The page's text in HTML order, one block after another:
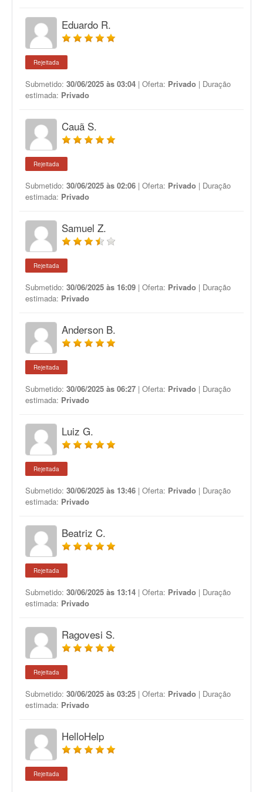
Eduardo R.
Rejeitada
Submetido: 30/06/2025 às 03:04 | Oferta: Privado | Duração
estimada: Privado
Cauã S.
Rejeitada
Submetido: 30/06/2025 às 02:06 | Oferta: Privado | Duração
estimada: Privado
Samuel Z.
Rejeitada
Submetido: 30/06/2025 às 16:09 | Oferta: Privado | Duração
estimada: Privado
Anderson B.
Rejeitada
Submetido: 30/06/2025 às 06:27 | Oferta: Privado | Duração
estimada: Privado
Luiz G.
Rejeitada
Submetido: 30/06/2025 às 13:46 | Oferta: Privado | Duração
estimada: Privado
Beatriz C.
Rejeitada
Submetido: 30/06/2025 às 13:14 | Oferta: Privado | Duração
estimada: Privado
Ragovesi S.
Rejeitada
Submetido: 30/06/2025 às 03:25 | Oferta: Privado | Duração
estimada: Privado
HelloHelp
Rejeitada